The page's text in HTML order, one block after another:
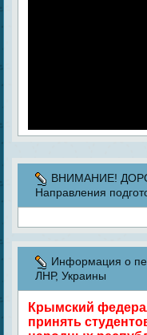
ВНИМАНИЕ!
Направления
Информация о
ЛНР, Украины
Крымский
принять